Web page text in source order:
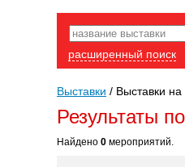
расширенный поиск
Выставки / Выставки
Результаты
Найдено 0 мероприятий.